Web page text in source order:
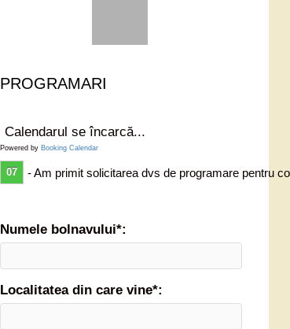
PROGRAMARI
Calendarul se încarcă...
Powered by Booking Calendar
07 - Am primit solicitarea dvs de programare pentru
Numele bolnavului*:
Localitatea din care vine*: